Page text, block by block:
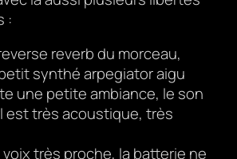
:
reverb du morceau,
synthé arpegiator aigu
une petite ambiance, le son
est très acoustique, très
très proche, la batterie ne